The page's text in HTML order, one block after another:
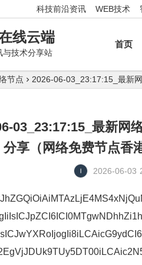
科技前沿资讯 WEB技术
线云端
与技术分享站
首页
节点 2026-06-03_23:17:15_最新
03_23:17:15_最新
分享（网络免费节点香
2026-06-03